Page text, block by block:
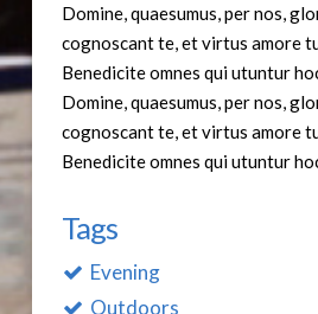
Domine, quaesumus, per nos,
cognoscant te, et virtus amore
Benedicite omnes qui utuntur
Domine, quaesumus, per nos,
cognoscant te, et virtus amore
Benedicite omnes qui utuntur
Tags
Evening
Outdoors